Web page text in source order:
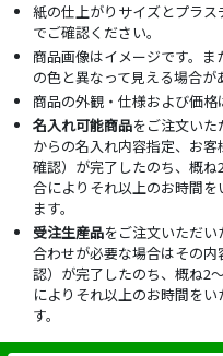
紙の仕上がりサイズとプラ
でご確認ください。
商品画像はイメージです。
の色と異なって見える場合が
商品の外観・仕様および価格
名入れ可能商品をご注文い
からの名入れ内容指定、お
確認）が完了したのち、概
合によりそれ以上のお時間
ます。
受注生産品をご注文いただ
合わせが必要な場合はその
認）が完了したのち、概ね2
によりそれ以上のお時間を
す。